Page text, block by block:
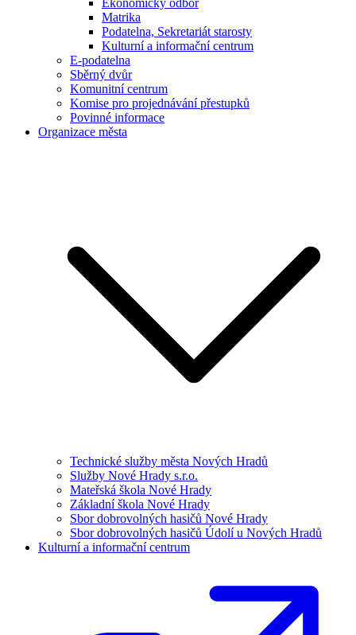
Ekonomický odbor
Matrika
Podatelna, Sekretariát starosty
Kulturní a informační centrum
E-podatelna
Sběrný dvůr
Komunitní centrum
Komise pro projednávání přestupků
Povinné informace
Organizace města
Technické služby města Nových Hradů
Služby Nové Hrady s.r.o.
Mateřská škola Nové Hrady
Základní škola Nové Hrady
Sbor dobrovolných hasičů Nové Hrady
Sbor dobrovolných hasičů Údolí u Nových Hradů
Kulturní a informační centrum